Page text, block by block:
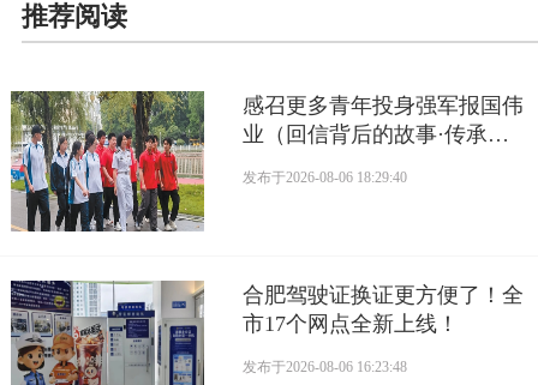
推荐阅读
感召更多青年投身强军报国伟
业（回信背后的故事·传承红
发布于2026-08-06 18:29:40
合肥驾驶证换证更方便了！全
市17个网点全新上线！
发布于2026-08-06 16:23:48